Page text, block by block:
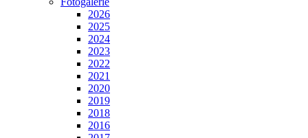
2026
2025
2024
2023
2022
2021
2020
2019
2018
2016